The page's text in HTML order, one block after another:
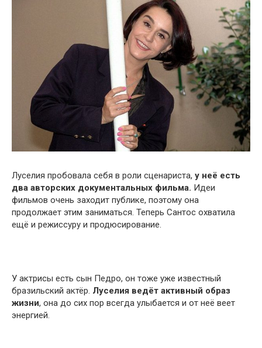
Луселия пробовала себя в роли сценариста, у неё есть
два авторских документальных фильма. Идеи
фильмов очень заходит публике, поэтому она
продолжает этим заниматься. Теперь Сантос охватила
ещё и режиссуру и продюсирование.
У актрисы есть сын Педро, он тоже уже известный
бразильский актёр. Луселия ведёт активный образ
жизни, она до сих пор всегда улыбается и от неё веет
энергией.